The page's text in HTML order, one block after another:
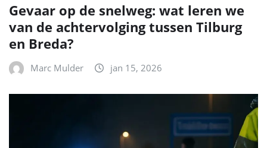
Gevaar op de snelweg: wat leren we
van de achtervolging tussen Tilburg
en Breda?
Marc Mulder jan 15, 2026